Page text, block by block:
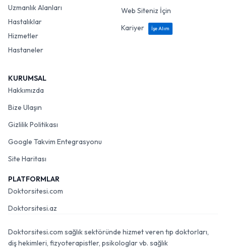
Uzmanlık Alanları
Hastalıklar
Hizmetler
Hastaneler
Web Siteniz İçin
Kariyer
İşe Alım
KURUMSAL
Hakkımızda
Bize Ulaşın
Gizlilik Politikası
Google Takvim Entegrasyonu
Site Haritası
PLATFORMLAR
Doktorsitesi.com
Doktorsitesi.az
Doktorsitesi.com sağlık sektöründe hizmet veren tıp doktorları,
diş hekimleri, fizyoterapistler, psikologlar vb. sağlık